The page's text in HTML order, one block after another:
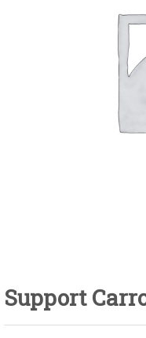
Support